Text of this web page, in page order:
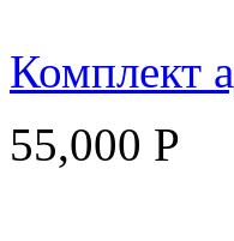
Комплект
55,000 Р